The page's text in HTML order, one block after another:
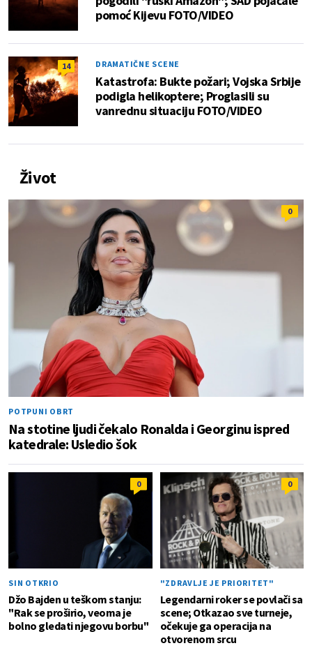
pomoć Kijevu FOTO/VIDEO
14 DRAMATIČNE SCENE
Katastrofa: Bukte požari; Vojska Srbije
podigla helikoptere; Proglasili su
vanrednu situaciju FOTO/VIDEO
Život
0
POTPUNI OBRT
Na stotine ljudi čekalo Ronalda i Georginu ispred
katedrale: Usledio šok
0
SIN OTKRIO
Džo Bajden u teškom stanju:
"Rak se proširio, veoma je
bolno gledati njegovu borbu"
0
"ZDRAVLJE JE PRIORITET"
Legendarni roker se povlači sa
scene; Otkazao sve turneje,
očekuje ga operacija na
otvorenom srcu